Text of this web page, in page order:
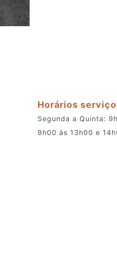
Horários
Segunda a Quinta:
9h00 às 13h00 e